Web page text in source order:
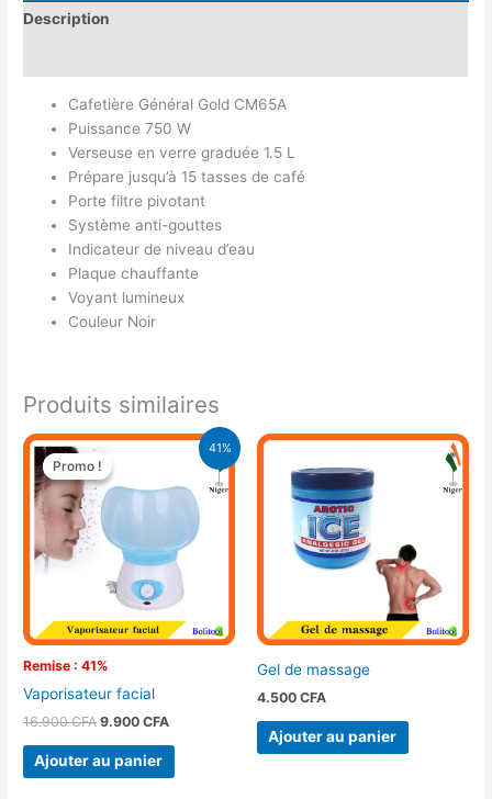
Description
Cafetière Général Gold CM65A
Puissance 750 W
Verseuse en verre graduée 1.5 L
Prépare jusqu’à 15 tasses de café
Porte filtre pivotant
Système anti-gouttes
Indicateur de niveau d’eau
Plaque chauffante
Voyant lumineux
Couleur Noir
Produits similaires
41%
Promo !
Remise : 41%
Promo !
Vaporisateur facial
16.900CFA
Le
prix
initial
était :
16.900 CFA.
9.900CFA
Le
est :
9.900 CFA.
Ajouter au panier
Gel de massage
4.500 CFA
Ajouter au panier